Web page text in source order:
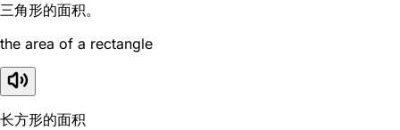
三角形的面积。
the area of a rectangle
长方形的面积